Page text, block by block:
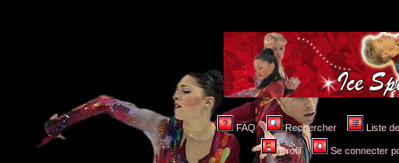
FAQ Rechercher Liste
Profil Se connecter